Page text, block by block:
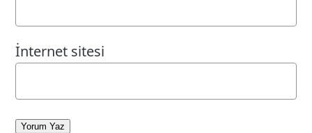
İnternet sitesi
Yorum Yaz